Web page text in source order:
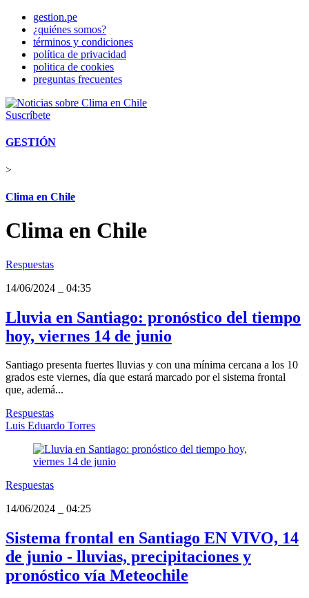
gestion.pe
¿quiénes somos?
términos y condiciones
política de privacidad
politica de cookies
preguntas frecuentes
Suscríbete
GESTIÓN
>
Clima en Chile
Clima en Chile
Respuestas
14/06/2024
04:35
Lluvia en Santiago: pronóstico del tiempo
hoy, viernes 14 de junio
Santiago presenta fuertes lluvias y con una mínima cercana a los 10
grados este viernes, día que estará marcado por el sistema frontal
que, ademá...
Respuestas
Luis Eduardo Torres
Respuestas
14/06/2024
04:25
Sistema frontal en Santiago EN VIVO, 14
de junio - lluvias, precipitaciones y
pronóstico vía Meteochile